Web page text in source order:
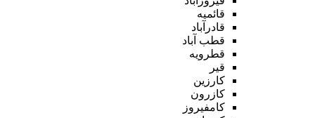
قائمیه
قادرآباد
قطب آباد
قطرویه
قیر
کارزین
کازرون
کامفیروز